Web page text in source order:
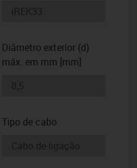
Diâmetro exterior (d)
máx. em mm [mm]
Tipo de cabo